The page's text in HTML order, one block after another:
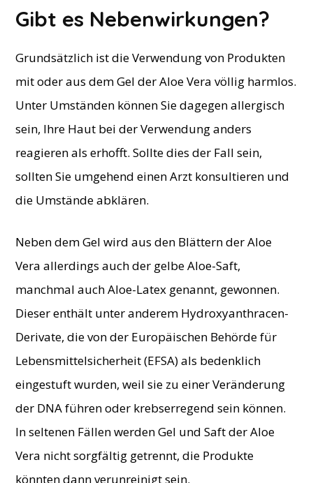
​Gibt es Nebenwirkungen?
Grundsätzlich ist die Verwendung von Produkten
mit oder aus dem Gel der Aloe Vera völlig harmlos.
Unter Umständen können Sie dagegen allergisch
sein, Ihre Haut bei der Verwendung anders
reagieren als erhofft. Sollte dies der Fall sein,
sollten Sie umgehend einen Arzt konsultieren und
die Umstände abklären.
Neben dem Gel wird aus den Blättern der Aloe
Vera allerdings auch der gelbe Aloe-Saft,
manchmal auch Aloe-Latex genannt, gewonnen.
Dieser enthält unter anderem Hydroxyanthracen-
Derivate, die von der Europäischen Behörde für
Lebensmittelsicherheit (EFSA) als bedenklich
eingestuft wurden, weil sie zu einer Veränderung
der DNA führen oder krebserregend sein können.
In seltenen Fällen werden Gel und Saft der Aloe
Vera nicht sorgfältig getrennt, die Produkte
könnten dann verunreinigt sein.